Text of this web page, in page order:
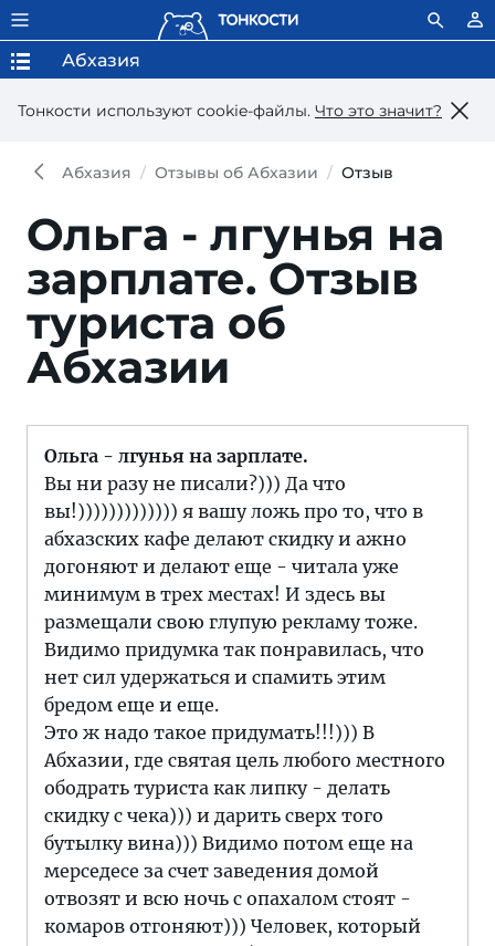
Тонкости используют сookie-файлы. Что это значит?
Абхазия
Абхазия Отзывы об Абхазии Отзыв
Ольга - лгунья на
зарплате. Отзыв
туриста об
Абхазии
Ольга - лгунья на зарплате.
Вы ни разу не писали?))) Да что
вы!))))))))))))) я вашу ложь про то, что в
абхазских кафе делают скидку и ажно
догоняют и делают еще - читала уже
минимум в трех местах! И здесь вы
размещали свою глупую рекламу тоже.
Видимо придумка так понравилась, что
нет сил удержаться и спамить этим
бредом еще и еще.
Это ж надо такое придумать!!!))) В
Абхазии, где святая цель любого местного
ободрать туриста как липку - делать
скидку с чека))) и дарить сверх того
бутылку вина))) Видимо потом еще на
мерседесе за счет заведения домой
отвозят и всю ночь с опахалом стоят -
комаров отгоняют))) Человек, который